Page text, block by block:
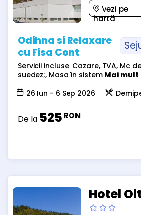
Vezi pe
hartă
Odihna si Relaxare
cu Fisa Cont
Servicii incluse: Cazare, TVA, Mc
suedez;, Masa în sistem Mai mult
26 Iun - 6 Sep 2026
De la 525RON
Hotel